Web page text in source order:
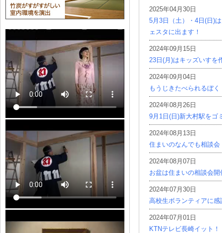
2025年04月30日
5月3日（土）・4日(日)
ェスタに出ます！
2024年09月15日
23日(月)はキッズいすを
2024年09月04日
もうじきたべられるぼく
2024年08月26日
9月1日(日)新大村駅をゴ
2024年08月13日
住まいのなんでも相談会
2024年08月07日
お盆は住まいの相談会開
2024年07月30日
高校生ボランティアに感
2024年07月01日
KTNテレビ長崎イット！